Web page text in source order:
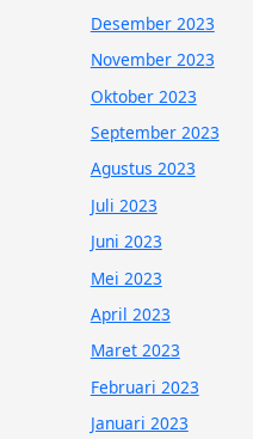
Desember 2023
November 2023
Oktober 2023
September 2023
Agustus 2023
Juli 2023
Juni 2023
Mei 2023
April 2023
Maret 2023
Februari 2023
Januari 2023